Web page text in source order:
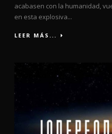
acabasen con la humanidad,
en esta explosiva...
LEER MÁS...